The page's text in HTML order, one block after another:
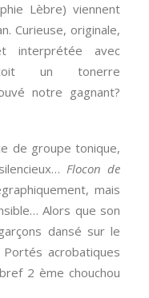
Lèbre) viennent
Curieuse, originale,
interprétée avec
un tonerre
notre gagnant?
de groupe tonique,
Flocon de
mais
Alors que son
dansé sur le
acrobatiques
2 ème chouchou